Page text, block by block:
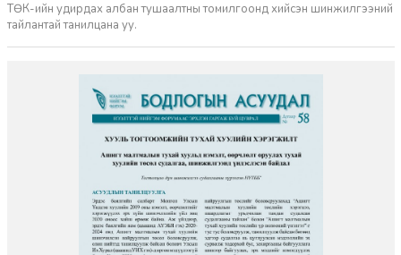
ТӨК-ийн удирдах албан тушаалтны томилгоонд хийсэн шинжилгээний
тайлантай танилцана уу.